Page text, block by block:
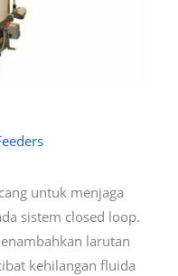
untuk menjaga
sistem closed loop.
larutan
kehilangan fluida